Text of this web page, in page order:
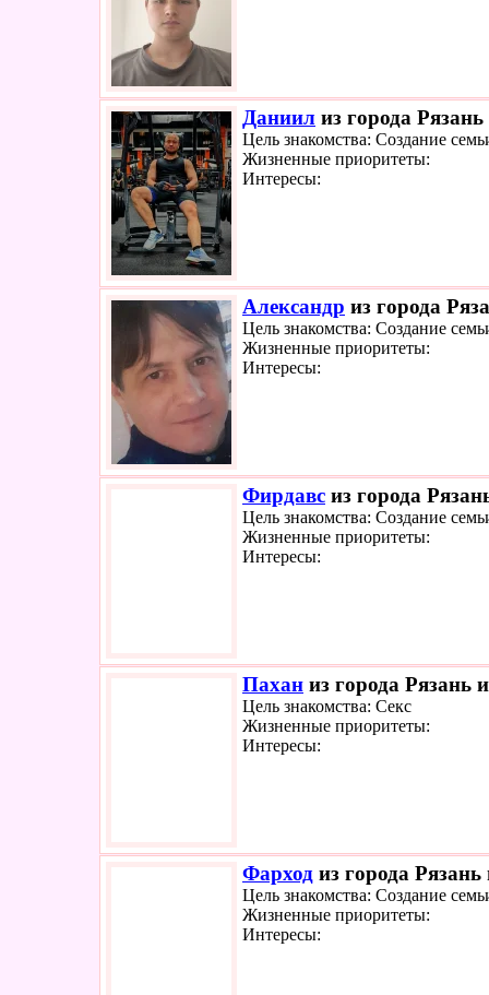
Даниил из города
Цель знакомства: Создание
Жизненные приоритеты:
Интересы:
Александр из города
Цель знакомства: Создание
Жизненные приоритеты:
Интересы:
Фирдавс из города
Цель знакомства: Создание
Жизненные приоритеты:
Интересы:
Пахан из города Рязань
Цель знакомства: Секс
Жизненные приоритеты:
Интересы:
Фарход из города
Цель знакомства: Создание
Жизненные приоритеты:
Интересы: